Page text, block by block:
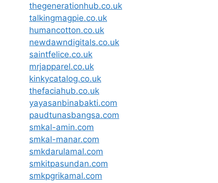
thegenerationhub.co.uk
talkingmagpie.co.uk
humancotton.co.uk
newdawndigitals.co.uk
saintfelice.co.uk
mrjapparel.co.uk
kinkycatalog.co.uk
thefaciahub.co.uk
yayasanbinabakti.com
paudtunasbangsa.com
smkal-amin.com
smkal-manar.com
smkdarulamal.com
smkitpasundan.com
smkpgrikamal.com